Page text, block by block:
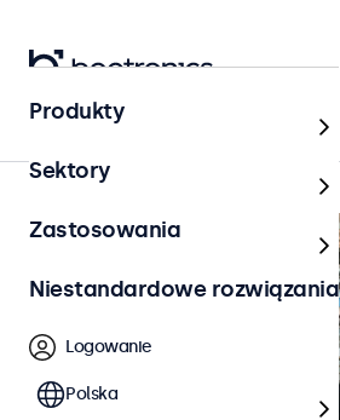
Strona główna
Produkty
Sektory
Zastosowania
Niestandardowe rozwiązania
Logowanie
Polska